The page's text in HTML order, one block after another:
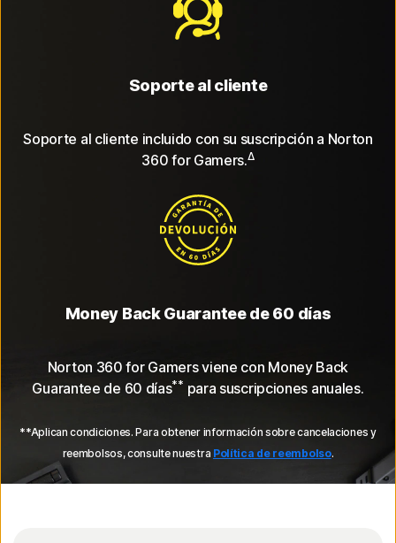
Soporte al cliente
Soporte al cliente incluido con su suscripción a Norton
360 for Gamers.Δ
Money Back Guarantee de 60 días
Norton 360 for Gamers viene con Money Back
Guarantee de 60 días** para suscripciones anuales.
**Aplican condiciones. Para obtener información sobre cancelaciones y
reembolsos, consulte nuestra Política de reembolso.